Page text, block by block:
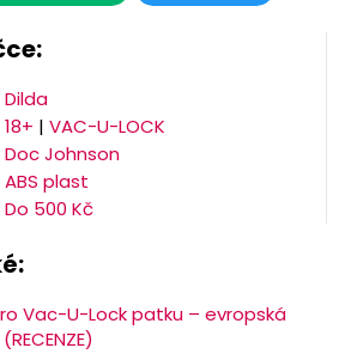
Dilda
18+ | VAC-U-LOCK
Doc Johnson
ABS plast
Do 500 Kč
Vac-U-Lock patku – evropská